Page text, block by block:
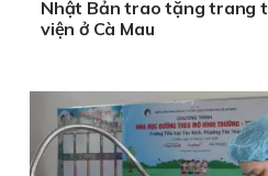
Nhật Bản trao tặng trang
viện ở Cà Mau